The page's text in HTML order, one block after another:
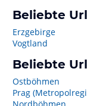
Beliebte
Erzgebirge
Vogtland
Beliebte
Ostböhmen
Prag